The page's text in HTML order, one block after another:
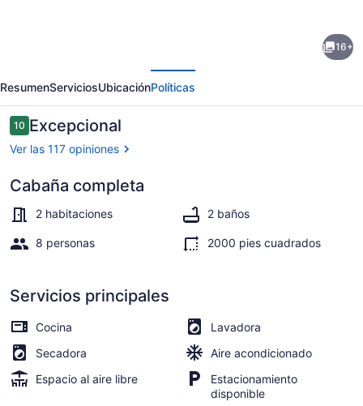
Log
House
nestled
in
woods
near
Billy
16+
ResumenServiciosUbicaciónPolíticas
Opiniones
1010 de 10,
Excepcional
Ver las 117 opiniones
Cabaña completa
2 habitaciones 2 baños
8 personas 2000 pies cuadrados
Servicios principales
Cocina
Lavadora
Secadora
Aire acondicionado
Espacio al aire libre
Estacionamiento
disponible